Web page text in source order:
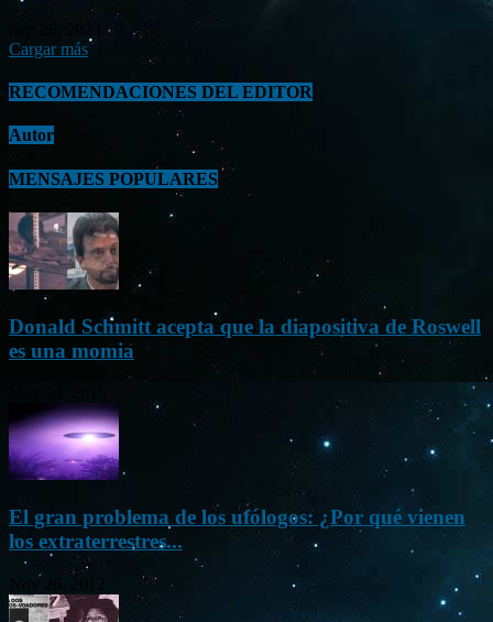
Cargar más
RECOMENDACIONES DEL EDITOR
Autor
MENSAJES POPULARES
Donald Schmitt acepta que la diapositiva de Roswell
es una momia
El gran problema de los ufólogos: ¿Por qué vienen
los extraterrestres...